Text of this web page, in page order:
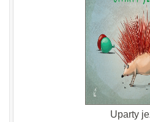
Uparty